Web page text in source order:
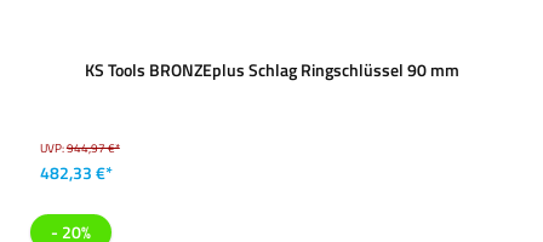
KS Tools BRONZEplus Schlag Ringschlüssel 90 mm
UVP:944,97 €*
482,33 €*
- 20%